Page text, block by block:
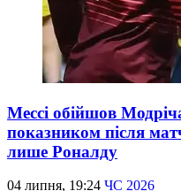
Мессі обійшов
показником після
лише Роналду
04 липня, 19:24 ЧС 2026